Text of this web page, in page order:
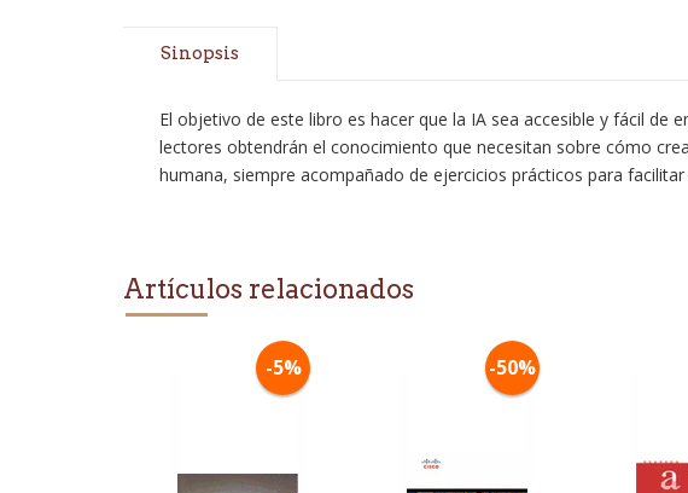
Sinopsis
El objetivo de este libro es hacer que la IA sea accesible y fácil
lectores obtendrán el conocimiento que necesitan sobre cómo
humana, siempre acompañado de ejercicios prácticos para facilitar
Artículos relacionados
-5% -50%